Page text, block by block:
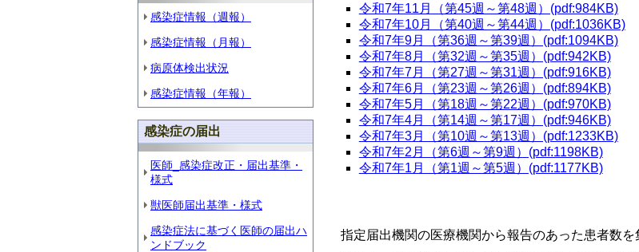
感染症情報（週報）
感染症情報（月報）
病原体検出状況
感染症情報（年報）
感染症の届出
医師_感染症改正・届出基準・
様式
獣医師届出基準・様式
感染症法に基づく医師の届出ハ
ンドブック
令和7年11月（第45週～第48週）(pdf:984KB)
令和7年10月（第40週～第44週）(pdf:1036KB)
令和7年9月（第36週～第39週）(pdf:1094KB)
令和7年8月（第32週～第35週）(pdf:942KB)
令和7年7月（第27週～第31週）(pdf:916KB)
令和7年6月（第23週～第26週）(pdf:894KB)
令和7年5月（第18週～第22週）(pdf:970KB)
令和7年4月（第14週～第17週）(pdf:946KB)
令和7年3月（第10週～第13週）(pdf:1233KB)
令和7年2月（第6週～第9週）(pdf:1198KB)
令和7年1月（第1週～第5週）(pdf:1177KB)
指定届出機関の医療機関から報告のあった患者数を